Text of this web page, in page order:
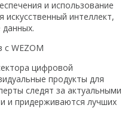
и использование
интеллект,
с WEZOM
цифровой
продукты для
следят за актуальными
и придерживаются лучших